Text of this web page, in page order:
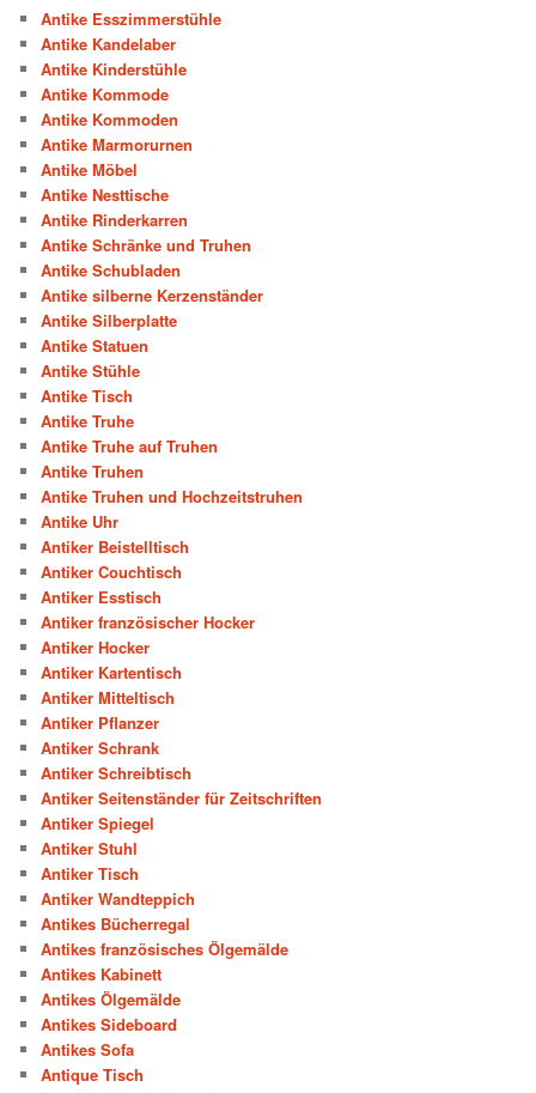
Antike Esszimmerstühle
Antike Kandelaber
Antike Kinderstühle
Antike Kommode
Antike Kommoden
Antike Marmorurnen
Antike Möbel
Antike Nesttische
Antike Rinderkarren
Antike Schränke und Truhen
Antike Schubladen
Antike silberne Kerzenständer
Antike Silberplatte
Antike Statuen
Antike Stühle
Antike Tisch
Antike Truhe
Antike Truhe auf Truhen
Antike Truhen
Antike Truhen und Hochzeitstruhen
Antike Uhr
Antiker Beistelltisch
Antiker Couchtisch
Antiker Esstisch
Antiker französischer Hocker
Antiker Hocker
Antiker Kartentisch
Antiker Mitteltisch
Antiker Pflanzer
Antiker Schrank
Antiker Schreibtisch
Antiker Seitenständer für Zeitschriften
Antiker Spiegel
Antiker Stuhl
Antiker Tisch
Antiker Wandteppich
Antikes Bücherregal
Antikes französisches Ölgemälde
Antikes Kabinett
Antikes Ölgemälde
Antikes Sideboard
Antikes Sofa
Antique Tisch